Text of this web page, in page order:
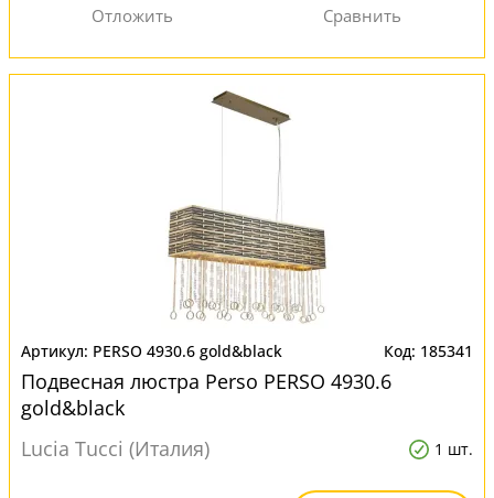
PERSO 4930.6 gold&black 185341
Подвесная люстра Perso PERSO 4930.6
gold&black
Lucia Tucci (Италия)
1 шт.